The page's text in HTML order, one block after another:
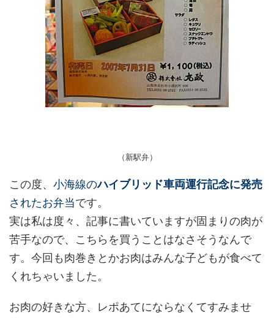
（新駅弁）
この度、 小海線のハイブリッド車両運行記念に発売
されたお弁当です。
実は私は度々、記事に書いていますが固まりの肉が
苦手なので、こちらを買うことはなさそうなんで
す。今回も肉巻きとかお肉はみんな子どもが食べて
くれちゃいました。
お肉の好きな方、レポあてにならなくてすみませ